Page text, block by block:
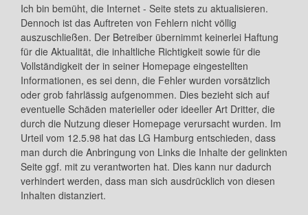
Ich bin bemüht, die Internet - Seite stets zu aktualisieren.
Dennoch ist das Auftreten von Fehlern nicht völlig
auszuschließen. Der Betreiber übernimmt keinerlei Haftung
für die Aktualität, die inhaltliche Richtigkeit sowie für die
Vollständigkeit der in seiner Homepage eingestellten
Informationen, es sei denn, die Fehler wurden vorsätzlich
oder grob fahrlässig aufgenommen. Dies bezieht sich auf
eventuelle Schäden materieller oder ideeller Art Dritter, die
durch die Nutzung dieser Homepage verursacht wurden. Im
Urteil vom 12.5.98 hat das LG Hamburg entschieden, dass
man durch die Anbringung von Links die Inhalte der gelinkten
Seite ggf. mit zu verantworten hat. Dies kann nur dadurch
verhindert werden, dass man sich ausdrücklich von diesen
Inhalten distanziert.